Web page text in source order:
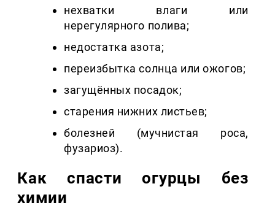
нехватки влаги или
нерегулярного полива;
недостатка азота;
переизбытка солнца или ожогов;
загущённых посадок;
старения нижних листьев;
болезней (мучнистая роса,
фузариоз).
Как спасти огурцы без
химии